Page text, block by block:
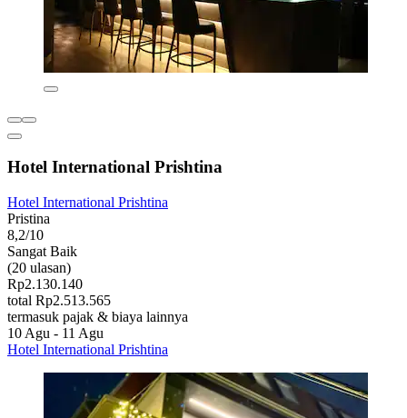
Hotel International Prishtina
Hotel International Prishtina
Pristina
8,2/10
Sangat Baik
(20 ulasan)
Rp2.130.140
total Rp2.513.565
termasuk pajak & biaya lainnya
10 Agu - 11 Agu
Hotel International Prishtina